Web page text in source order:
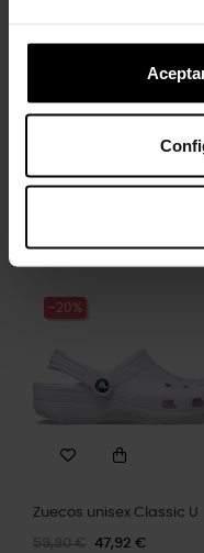
-20%
Zuecos unisex Classic U
59,90 € 47,92 €